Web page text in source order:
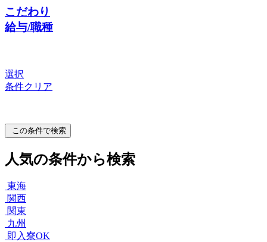
こだわり
給与/職種
選択
条件クリア
この条件で検索
人気の条件から検索
東海
関西
関東
九州
即入寮OK